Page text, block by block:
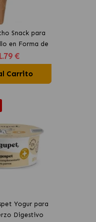
Snack para
en Forma de
.79 €
Carrito
Yogur para
Digestivo